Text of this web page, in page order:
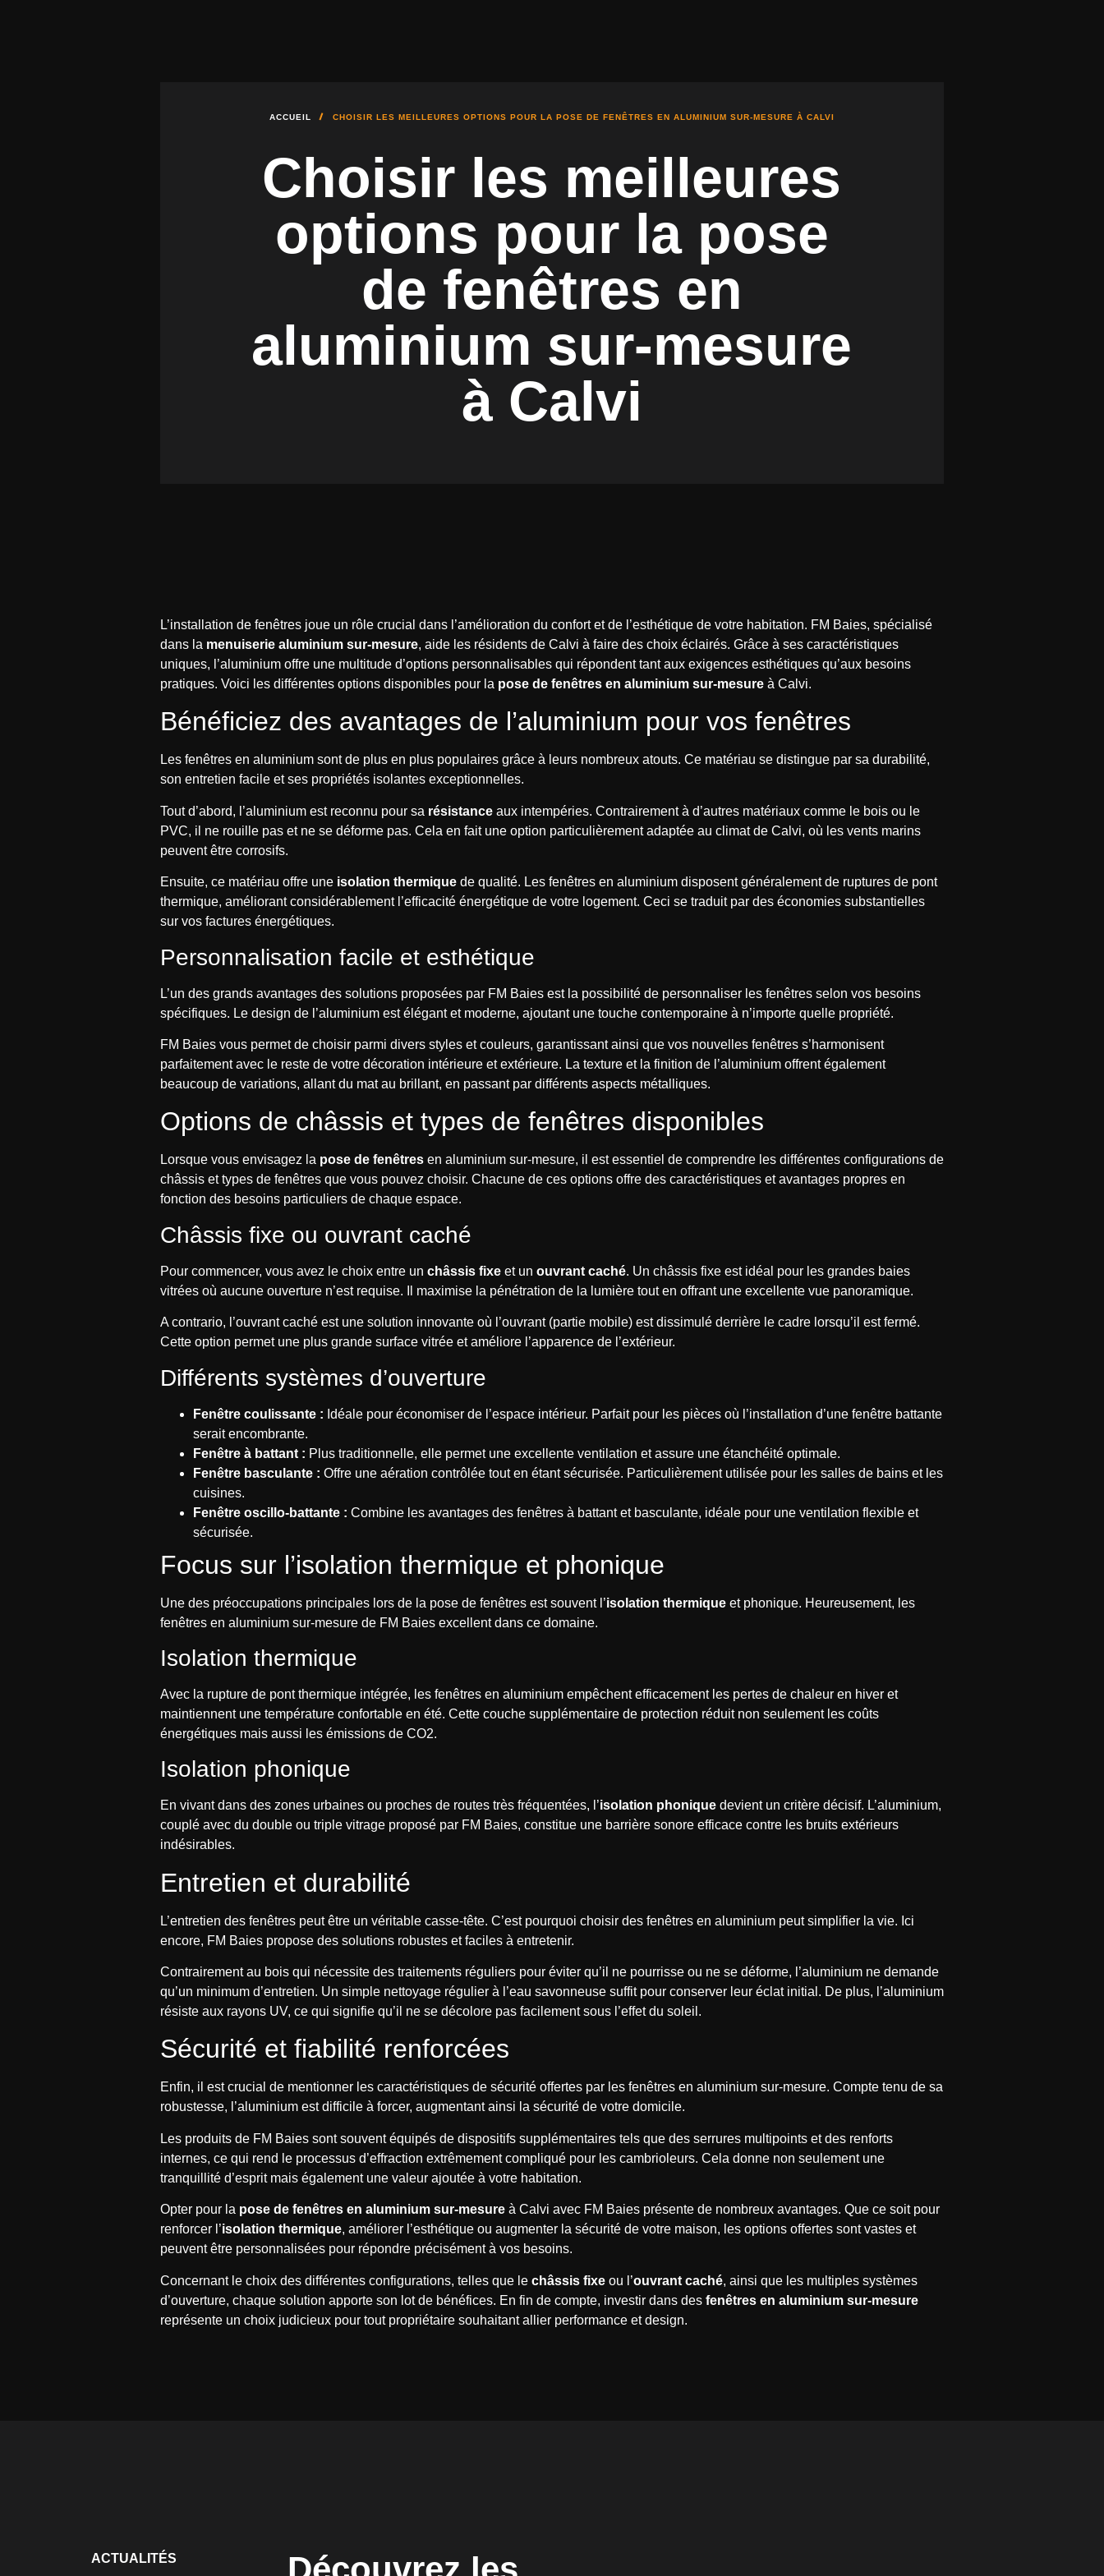
ACCUEIL CHOISIR LES MEILLEURES OPTIONS POUR LA POSE DE FENÊTRES EN ALUMINIUM SUR-MESURE À CALVI
Choisir les meilleures
options pour la pose
de fenêtres en
aluminium sur-mesure
à Calvi
L’installation de fenêtres joue un rôle crucial dans l’amélioration du confort et de l’esthétique de votre habitation. FM Baies, spécialisé
dans la menuiserie aluminium sur-mesure, aide les résidents de Calvi à faire des choix éclairés. Grâce à ses caractéristiques
uniques, l’aluminium offre une multitude d’options personnalisables qui répondent tant aux exigences esthétiques qu’aux besoins
pratiques. Voici les différentes options disponibles pour la pose de fenêtres en aluminium sur-mesureà Calvi.
Bénéficiez des avantages de l’aluminium pour vos fenêtres
Les fenêtres en aluminium sont de plus en plus populaires grâce à leurs nombreux atouts. Ce matériau se distingue par sa durabilité,
son entretien facile et ses propriétés isolantes exceptionnelles.
Tout d’abord, l’aluminium est reconnu pour sa résistanceaux intempéries. Contrairement à d’autres matériaux comme le bois ou le
PVC, il ne rouille pas et ne se déforme pas. Cela en fait une option particulièrement adaptée au climat de Calvi, où les vents marins
peuvent être corrosifs.
Ensuite, ce matériau offre une isolation thermiquede qualité. Les fenêtres en aluminium disposent généralement de ruptures de pont
thermique, améliorant considérablement l’efficacité énergétique de votre logement. Ceci se traduit par des économies substantielles
sur vos factures énergétiques.
Personnalisation facile et esthétique
L’un des grands avantages des solutions proposées par FM Baies est la possibilité de personnaliser les fenêtres selon vos besoins
spécifiques. Le design de l’aluminium est élégant et moderne, ajoutant une touche contemporaine à n’importe quelle propriété.
FM Baies vous permet de choisir parmi divers styles et couleurs, garantissant ainsi que vos nouvelles fenêtres s’harmonisent
parfaitement avec le reste de votre décoration intérieure et extérieure. La texture et la finition de l’aluminium offrent également
beaucoup de variations, allant du mat au brillant, en passant par différents aspects métalliques.
Options de châssis et types de fenêtres disponibles
Lorsque vous envisagez la pose de fenêtresen aluminium sur-mesure, il est essentiel de comprendre les différentes configurations de
châssis et types de fenêtres que vous pouvez choisir. Chacune de ces options offre des caractéristiques et avantages propres en
fonction des besoins particuliers de chaque espace.
Châssis fixe ou ouvrant caché
Pour commencer, vous avez le choix entre un châssis fixeet un ouvrant caché. Un châssis fixe est idéal pour les grandes baies
vitrées où aucune ouverture n’est requise. Il maximise la pénétration de la lumière tout en offrant une excellente vue panoramique.
A contrario, l’ouvrant caché est une solution innovante où l’ouvrant (partie mobile) est dissimulé derrière le cadre lorsqu’il est fermé.
Cette option permet une plus grande surface vitrée et améliore l’apparence de l’extérieur.
Différents systèmes d’ouverture
Fenêtre coulissante : Idéale pour économiser de l’espace intérieur. Parfait pour les pièces où l’installation d’une fenêtre battante
serait encombrante.
Fenêtre à battant : Plus traditionnelle, elle permet une excellente ventilation et assure une étanchéité optimale.
Fenêtre basculante : Offre une aération contrôlée tout en étant sécurisée. Particulièrement utilisée pour les salles de bains et les
cuisines.
Fenêtre oscillo-battante : Combine les avantages des fenêtres à battant et basculante, idéale pour une ventilation flexible et
sécurisée.
Focus sur l’isolation thermique et phonique
Une des préoccupations principales lors de la pose de fenêtres est souvent l’isolation thermiqueet phonique. Heureusement, les
fenêtres en aluminium sur-mesure de FM Baies excellent dans ce domaine.
Isolation thermique
Avec la rupture de pont thermique intégrée, les fenêtres en aluminium empêchent efficacement les pertes de chaleur en hiver et
maintiennent une température confortable en été. Cette couche supplémentaire de protection réduit non seulement les coûts
énergétiques mais aussi les émissions de CO2.
Isolation phonique
En vivant dans des zones urbaines ou proches de routes très fréquentées, l’isolation phoniquedevient un critère décisif. L’aluminium,
couplé avec du double ou triple vitrage proposé par FM Baies, constitue une barrière sonore efficace contre les bruits extérieurs
indésirables.
Entretien et durabilité
L’entretien des fenêtres peut être un véritable casse-tête. C’est pourquoi choisir des fenêtres en aluminium peut simplifier la vie. Ici
encore, FM Baies propose des solutions robustes et faciles à entretenir.
Contrairement au bois qui nécessite des traitements réguliers pour éviter qu’il ne pourrisse ou ne se déforme, l’aluminium ne demande
qu’un minimum d’entretien. Un simple nettoyage régulier à l’eau savonneuse suffit pour conserver leur éclat initial. De plus, l’aluminium
résiste aux rayons UV, ce qui signifie qu’il ne se décolore pas facilement sous l’effet du soleil.
Sécurité et fiabilité renforcées
Enfin, il est crucial de mentionner les caractéristiques de sécurité offertes par les fenêtres en aluminium sur-mesure. Compte tenu de sa
robustesse, l’aluminium est difficile à forcer, augmentant ainsi la sécurité de votre domicile.
Les produits de FM Baies sont souvent équipés de dispositifs supplémentaires tels que des serrures multipoints et des renforts
internes, ce qui rend le processus d’effraction extrêmement compliqué pour les cambrioleurs. Cela donne non seulement une
tranquillité d’esprit mais également une valeur ajoutée à votre habitation.
Opter pour la pose de fenêtres en aluminium sur-mesureà Calvi avec FM Baies présente de nombreux avantages. Que ce soit pour
renforcer l’isolation thermique, améliorer l’esthétique ou augmenter la sécurité de votre maison, les options offertes sont vastes et
peuvent être personnalisées pour répondre précisément à vos besoins.
Concernant le choix des différentes configurations, telles que le châssis fixeou l’ouvrant caché, ainsi que les multiples systèmes
d’ouverture, chaque solution apporte son lot de bénéfices. En fin de compte, investir dans des fenêtres en aluminium sur-mesure
représente un choix judicieux pour tout propriétaire souhaitant allier performance et design.
ACTUALITÉS